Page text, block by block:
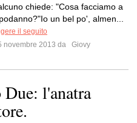
chiede: "Cosa facciamo a
un bel po', almen...
il seguito
novembre 2013 da
Giovy
l'anatra